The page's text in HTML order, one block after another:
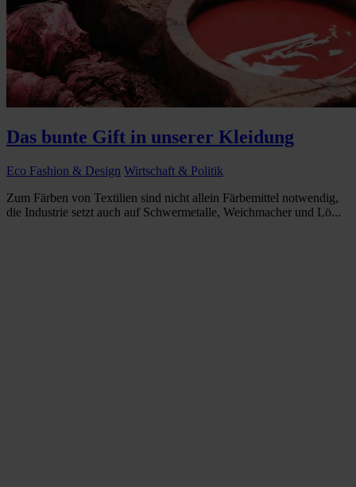
Das bunte Gift in unserer Kleidung
Eco Fashion & Design Wirtschaft & Politik
Zum Färben von Textilien sind nicht allein Färbemittel notwendig,
die Industrie setzt auch auf Schwermetalle, Weichmacher und Lö...